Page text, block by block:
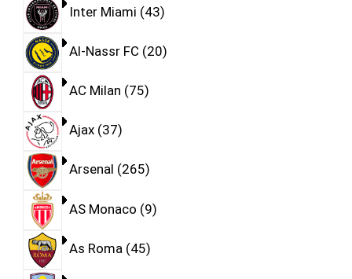
Inter Miami 43
Al-Nassr FC 20
AC Milan 75
Ajax 37
Arsenal 265
AS Monaco 9
As Roma 45